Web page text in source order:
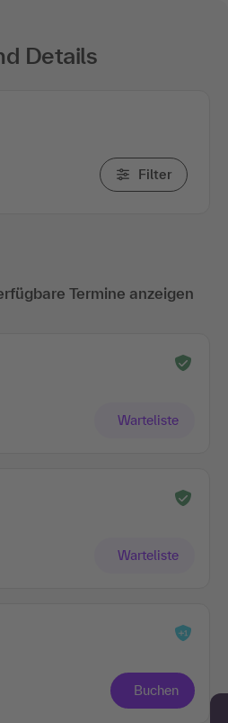
Details
Filter
Termine anzeigen